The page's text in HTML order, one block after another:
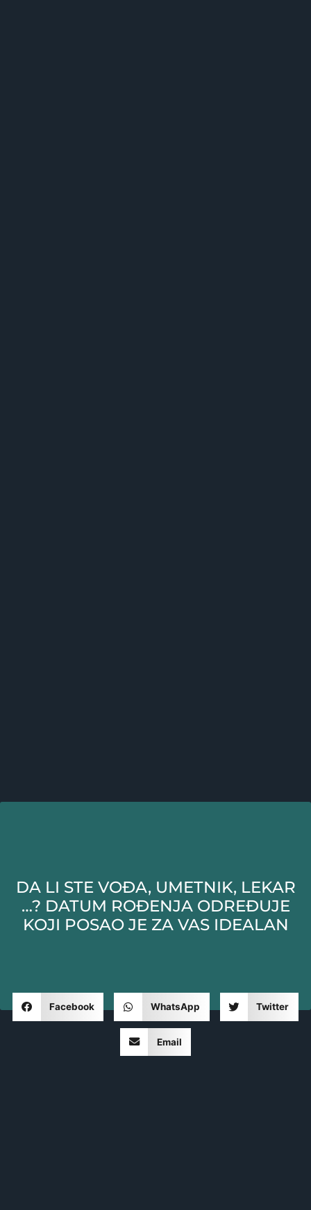
DA LI STE VOĐA, UMETNIK, LEKAR
…? DATUM ROĐENJA ODREĐUJE
KOJI POSAO JE ZA VAS IDEALAN
Facebook WhatsApp Twitter
Email